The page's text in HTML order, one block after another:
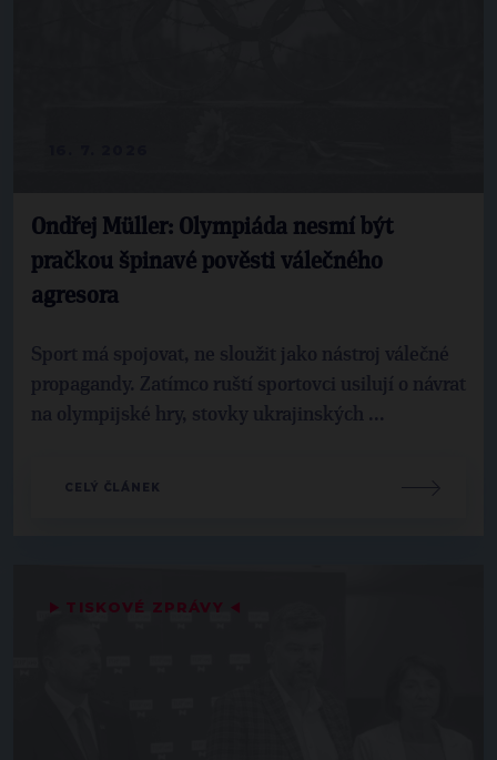
Ondřej Müller: Olympiáda nesmí být
pračkou špinavé pověsti válečného
agresora
Sport má spojovat, ne sloužit jako nástroj válečné
propagandy. Zatímco ruští sportovci usilují o návrat
na olympijské hry, stovky ukrajinských ...
CELÝ ČLÁNEK
▶ TISKOVÉ ZPRÁVY ◀